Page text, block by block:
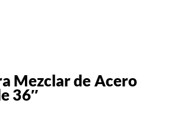
Mezclar de Acero
36″